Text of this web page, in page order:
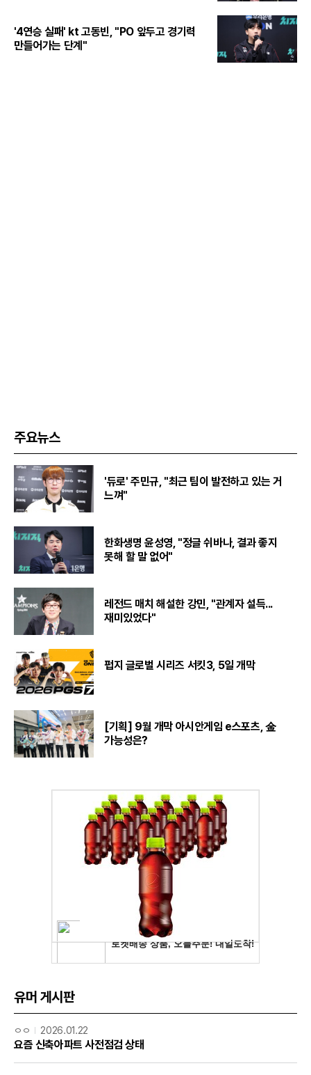
'4연승 실패' kt 고동빈, "PO 앞두고 경기력
만들어가는 단계"
주요뉴스
'듀로' 주민규, "최근 팀이 발전하고 있는 거
느껴"
한화생명 윤성영, "정글 쉬바나, 결과 좋지
못해 할 말 없어"
레전드 매치 해설한 강민, "관계자 설득...
재미있었다"
펍지 글로벌 시리즈 서킷3, 5일 개막
[기획] 9월 개막 아시안게임 e스포츠, 金
가능성은?
유머 게시판
ㅇㅇ 2026.01.22
요즘 신축아파트 사전점검 상태